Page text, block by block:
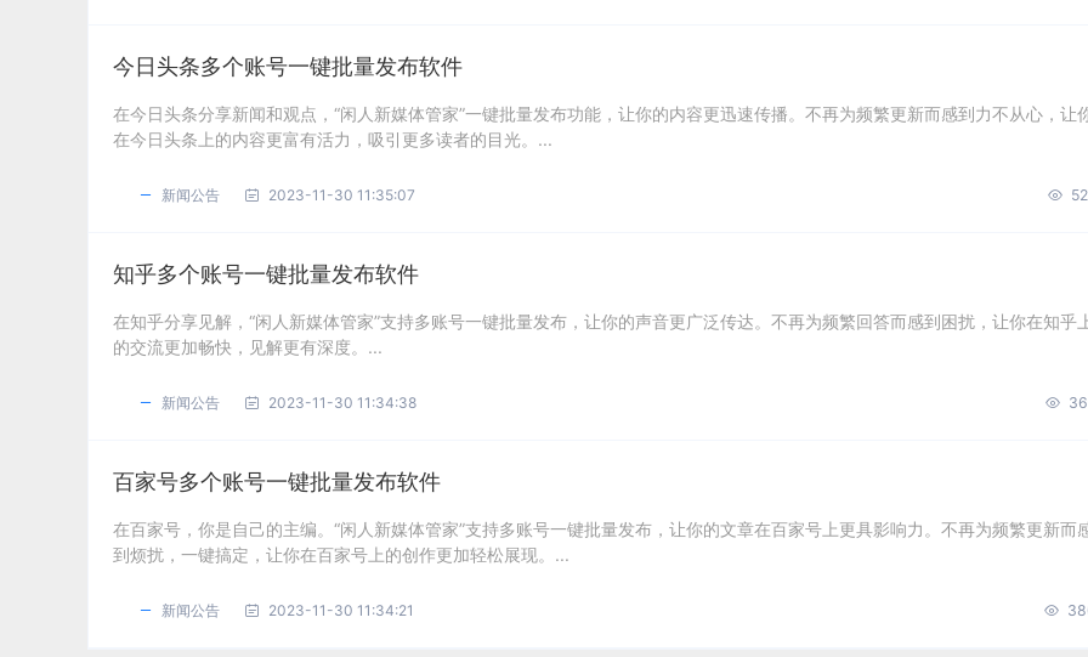
今日头条多个账号一键批量发布软件
在今日头条分享新闻和观点，“闲人新媒体管家”一键批量发布功能，让你的内容更迅速传播。不再为频繁更新而感到力不从心，让
在今日头条上的内容更富有活力，吸引更多读者的目光。...
新闻公告 2023-11-30 11:35:07
知乎多个账号一键批量发布软件
在知乎分享见解，“闲人新媒体管家”支持多账号一键批量发布，让你的声音更广泛传达。不再为频繁回答而感到困扰，让你在知乎
的交流更加畅快，见解更有深度。...
新闻公告 2023-11-30 11:34:38
百家号多个账号一键批量发布软件
在百家号，你是自己的主编。“闲人新媒体管家”支持多账号一键批量发布，让你的文章在百家号上更具影响力。不再为频繁更新而
到烦扰，一键搞定，让你在百家号上的创作更加轻松展现。...
新闻公告 2023-11-30 11:34:21